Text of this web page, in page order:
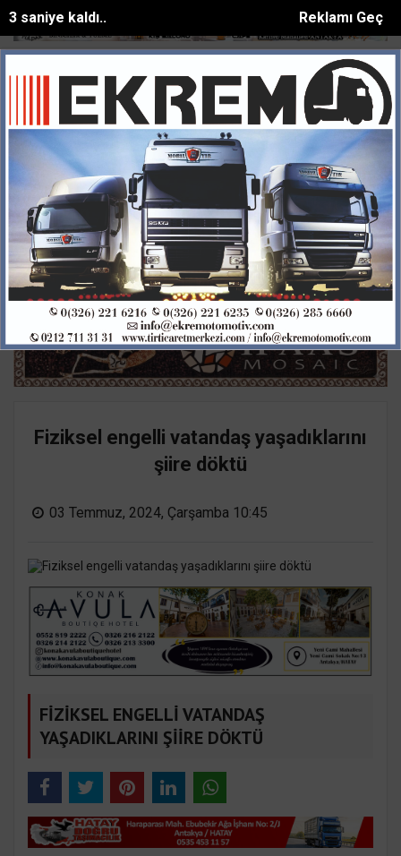
Reklamı Geç
2 saniye kaldı..
SON DAKİKA:
atan otomobil palmiye ağacına çarptı: 1... Göçükte hayatını
Ana Sayfa GÜNDEM
Fiziksel engelli vatandaş yaşadıklarını
şiire döktü
03 Temmuz, 2024, Çarşamba 10:45
FİZİKSEL ENGELLİ VATANDAŞ
YAŞADIKLARINI ŞİİRE DÖKTÜ